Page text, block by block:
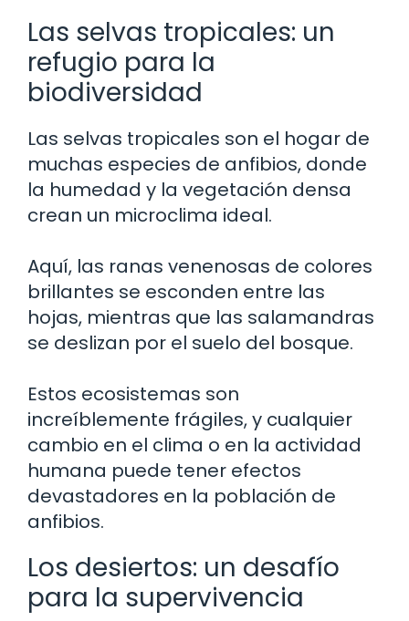
Las selvas tropicales: un
refugio para la
biodiversidad
Las selvas tropicales son el hogar de
muchas especies de anfibios, donde
la humedad y la vegetación densa
crean un microclima ideal.
Aquí, las ranas venenosas de colores
brillantes se esconden entre las
hojas, mientras que las salamandras
se deslizan por el suelo del bosque.
Estos ecosistemas son
increíblemente frágiles, y cualquier
cambio en el clima o en la actividad
humana puede tener efectos
devastadores en la población de
anfibios.
Los desiertos: un desafío
para la supervivencia